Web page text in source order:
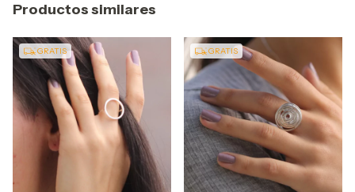
Productos similares
GRATIS GRATIS